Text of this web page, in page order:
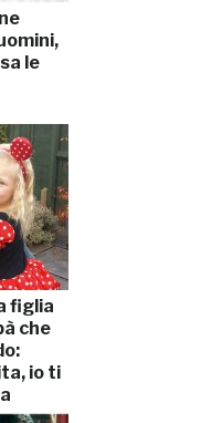
le
figlia
che
io ti